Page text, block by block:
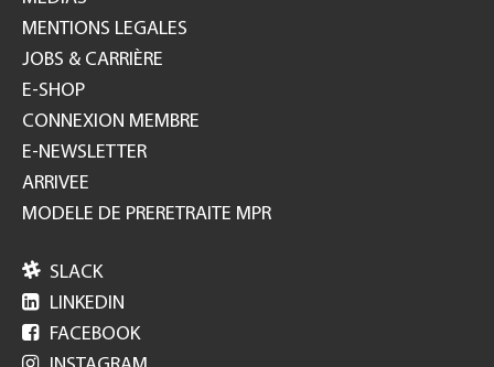
MENTIONS LEGALES
JOBS & CARRIÈRE
E-SHOP
CONNEXION MEMBRE
E-NEWSLETTER
ARRIVEE
MODELE DE PRERETRAITE MPR
 SLACK
 LINKEDIN
 FACEBOOK